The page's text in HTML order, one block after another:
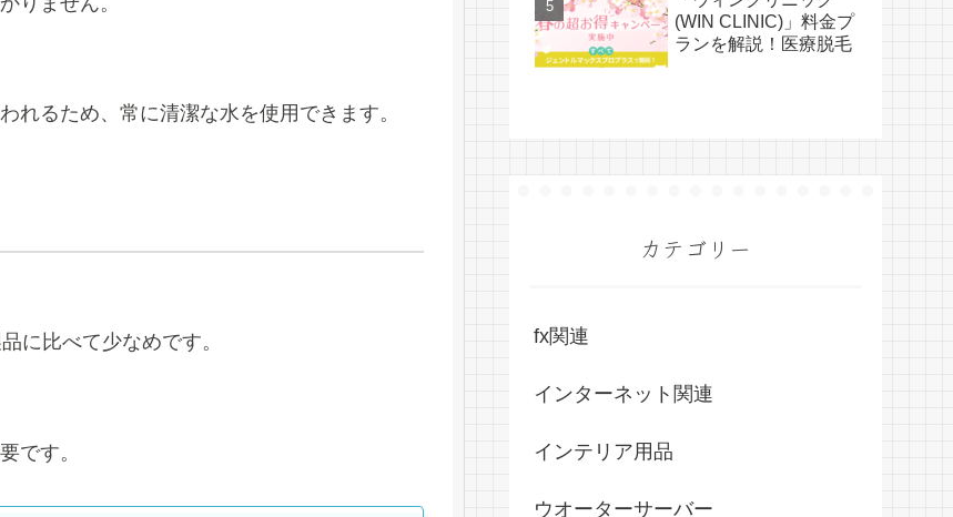
れるため、常に清潔な水を使用できます。
に比べて少なめです。
です。
(WIN CLINIC)」料金プ
ランを解説！医療脱毛
カテゴリー
fx関連
インターネット関連
インテリア用品
ウオーターサーバー